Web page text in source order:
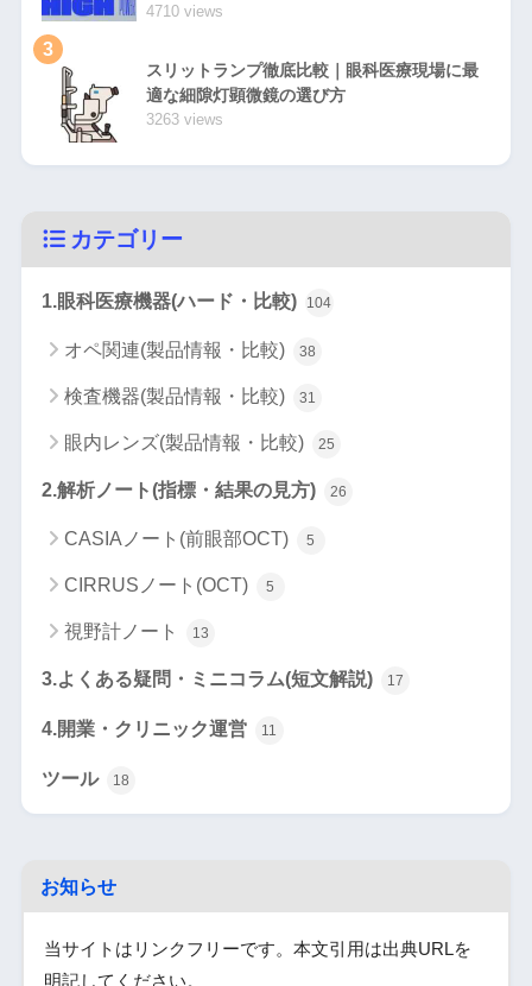
4710 views
3
スリットランプ徹底比較｜眼科医療現場に最
適な細隙灯顕微鏡の選び方
3263 views
カテゴリー
1.眼科医療機器(ハード・比較) 104
オペ関連(製品情報・比較) 38
検査機器(製品情報・比較) 31
眼内レンズ(製品情報・比較) 25
2.解析ノート(指標・結果の見方) 26
CASIAノート(前眼部OCT) 5
CIRRUSノート(OCT) 5
視野計ノート 13
3.よくある疑問・ミニコラム(短文解説) 17
4.開業・クリニック運営 11
ツール 18
お知らせ
当サイトはリンクフリーです。本文引用は出典URLを
明記してください。